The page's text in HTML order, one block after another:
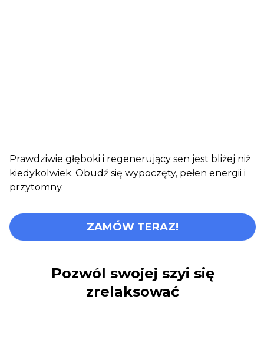
Prawdziwie głęboki i regenerujący sen jest bliżej niż
kiedykolwiek. Obudź się wypoczęty, pełen energii i
przytomny.
ZAMÓW TERAZ!
Pozwól swojej szyi się
zrelaksować